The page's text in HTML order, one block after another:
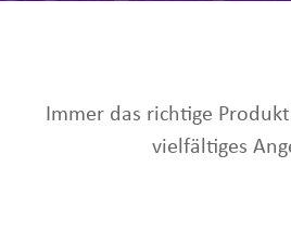
Immer das richtige
vielfältiges